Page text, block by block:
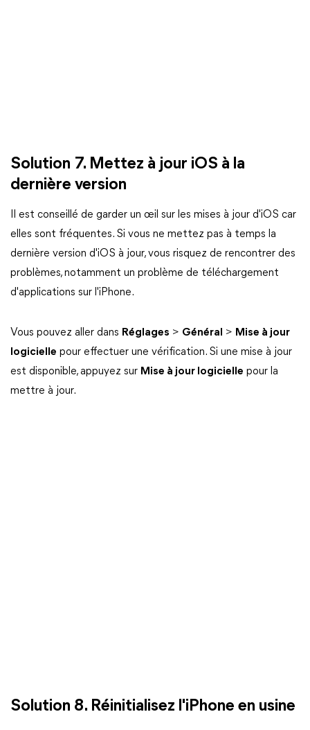
Solution 7. Mettez à jour iOS à la
dernière version
Il est conseillé de garder un œil sur les mises à jour d'iOS car
elles sont fréquentes. Si vous ne mettez pas à temps la
dernière version d'iOS à jour, vous risquez de rencontrer des
problèmes, notamment un problème de téléchargement
d'applications sur l'iPhone.
Vous pouvez aller dans Réglages > Général > Mise à jour
logicielle pour effectuer une vérification. Si une mise à jour
est disponible, appuyez sur Mise à jour logicielle pour la
mettre à jour.
Solution 8. Réinitialisez l'iPhone en usine